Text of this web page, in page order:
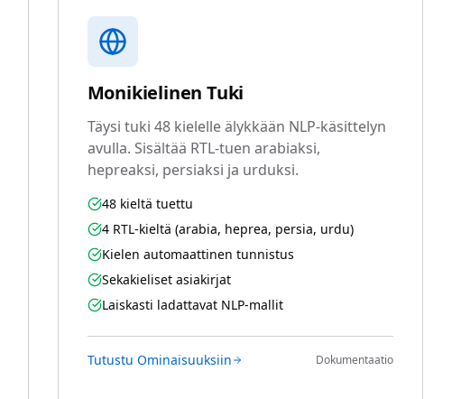
Monikielinen Tuki
Täysi tuki 48 kielelle älykkään NLP-käsittelyn
avulla. Sisältää RTL-tuen arabiaksi,
hepreaksi, persiaksi ja urduksi.
48 kieltä tuettu
4 RTL-kieltä (arabia, heprea, persia, urdu)
Kielen automaattinen tunnistus
Sekakieliset asiakirjat
Laiskasti ladattavat NLP-mallit
Tutustu Ominaisuuksiin Dokumentaatio